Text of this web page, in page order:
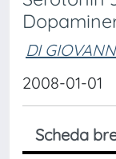
DI
2008-01-01
Scheda